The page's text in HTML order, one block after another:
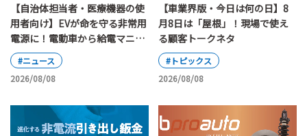
【自治体担当者・医療機器の使
用者向け】EVが命を守る非常用
電源に！電動車から給電マニュ
アルの改定ポイント
#ニュース
2026/08/08
【車業界版・今日は何の日】8
月8日は「屋根」！現場で使え
る顧客トークネタ
#トピックス
2026/08/08